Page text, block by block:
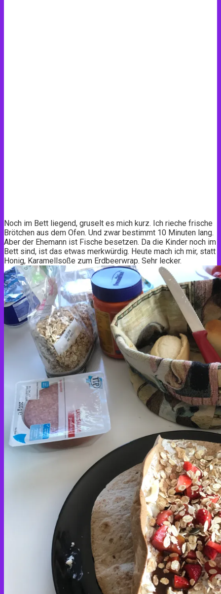
Noch im Bett liegend, gruselt es mich kurz. Ich rieche frische
Brötchen aus dem Ofen. Und zwar bestimmt 10 Minuten lang.
Aber der Ehemann ist Fische besetzen. Da die Kinder noch im
Bett sind, ist das etwas merkwürdig. Heute mach ich mir, statt
Honig, Karamellsoße zum Erdbeerwrap. Sehr lecker.